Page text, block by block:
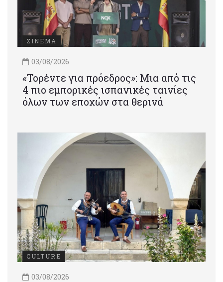
ΣΙΝΕΜΑ
03/08/2026
«Τορέντε για πρόεδρος»: Mια από τις
4 πιο εμπορικές ισπανικές ταινίες
όλων των εποχών στα θερινά
CULTURE
03/08/2026